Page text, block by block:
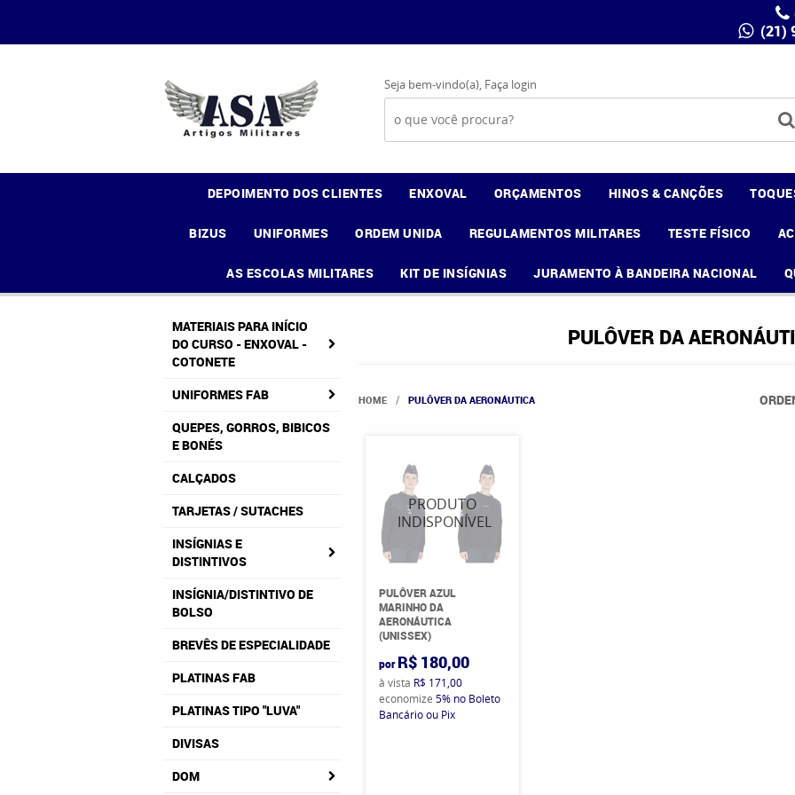
(21)
Seja bem-vindo(a), Faça login
DEPOIMENTO DOS CLIENTES ENXOVAL ORÇAMENTOS HINOS & CANÇÕES
BIZUS UNIFORMES ORDEM UNIDA REGULAMENTOS MILITARES TESTE FÍSICO
AS ESCOLAS MILITARES KIT DE INSÍGNIAS JURAMENTO À BANDEIRA NACIONAL
MATERIAIS PARA INÍCIO
DO CURSO - ENXOVAL -
COTONETE
UNIFORMES FAB
QUEPES, GORROS, BIBICOS
E BONÉS
CALÇADOS
TARJETAS / SUTACHES
INSÍGNIAS E
DISTINTIVOS
INSÍGNIA/DISTINTIVO DE
BOLSO
BREVÊS DE ESPECIALIDADE
PLATINAS FAB
PLATINAS TIPO "LUVA"
DIVISAS
DOM
PULÔVER DA
HOME PULÔVER DA AERONÁUTICA
PULÔVER AZUL
MARINHO DA
AERONÁUTICA
(UNISSEX)
por R$ 180,00
à vista R$ 171,00
economize 5% no Boleto
Bancário ou Pix